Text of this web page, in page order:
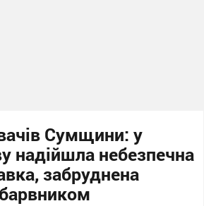
Сумщини: у
надійшла небезпечна
забруднена